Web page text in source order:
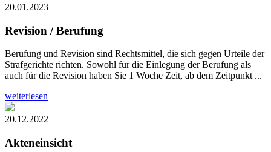
20.01.2023
Revision / Berufung
Berufung und Revision sind Rechtsmittel, die sich gegen Urteile der
Strafgerichte richten. Sowohl für die Einlegung der Berufung als
auch für die Revision haben Sie 1 Woche Zeit, ab dem Zeitpunkt ...
weiterlesen
20.12.2022
Akteneinsicht